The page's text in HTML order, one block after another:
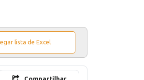
lista de Excel
Compartilhar